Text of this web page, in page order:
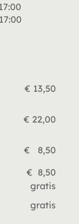
€ 13,50
€ 22,00
€ 8,50
€ 8,50
gratis
gratis